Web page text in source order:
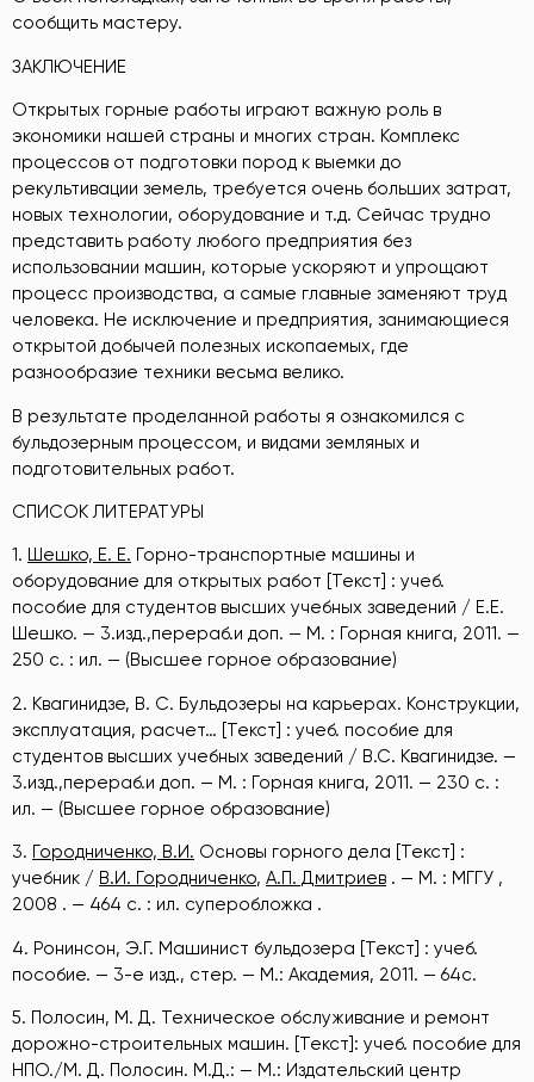
сообщить мастеру.
ЗАКЛЮЧЕНИЕ
Открытых горные работы играют важную роль в
экономики нашей страны и многих стран. Комплекс
процессов от подготовки пород к выемки до
рекультивации земель, требуется очень больших затрат,
новых технологии, оборудование и т.д. Сейчас трудно
представить работу любого предприятия без
использовании машин, которые ускоряют и упрощают
процесс производства, а самые главные заменяют труд
человека. Не исключение и предприятия, занимающиеся
открытой добычей полезных ископаемых, где
разнообразие техники весьма велико.
В результате проделанной работы я ознакомился с
бульдозерным процессом, и видами земляных и
подготовительных работ.
СПИСОК ЛИТЕРАТУРЫ
1. Шешко, Е. Е. Горно-транспортные машины и
оборудование для открытых работ [Текст] : учеб.
пособие для студентов высших учебных заведений / Е.Е.
Шешко. — 3.изд.,перераб.и доп. — М. : Горная книга, 2011. —
250 с. : ил. — (Высшее горное образование)
2. Квагинидзе, В. С. Бульдозеры на карьерах. Конструкции,
эксплуатация, расчет… [Текст] : учеб. пособие для
студентов высших учебных заведений / В.С. Квагинидзе. —
3.изд.,перераб.и доп. — М. : Горная книга, 2011. — 230 с. :
ил. — (Высшее горное образование)
3. Городниченко, В.И. Основы горного дела [Текст] :
учебник / В.И. Городниченко, А.П. Дмитриев . — М. : МГГУ ,
2008 . — 464 с. : ил. суперобложка .
4. Ронинсон, Э.Г. Машинист бульдозера [Текст] : учеб.
пособие. — 3-е изд., стер. — М.: Академия, 2011. — 64с.
5. Полосин, М. Д. Техническое обслуживание и ремонт
дорожно-строительных машин. [Текст]: учеб. пособие для
НПО./М. Д. Полосин. М.Д.: — М.: Издательский центр